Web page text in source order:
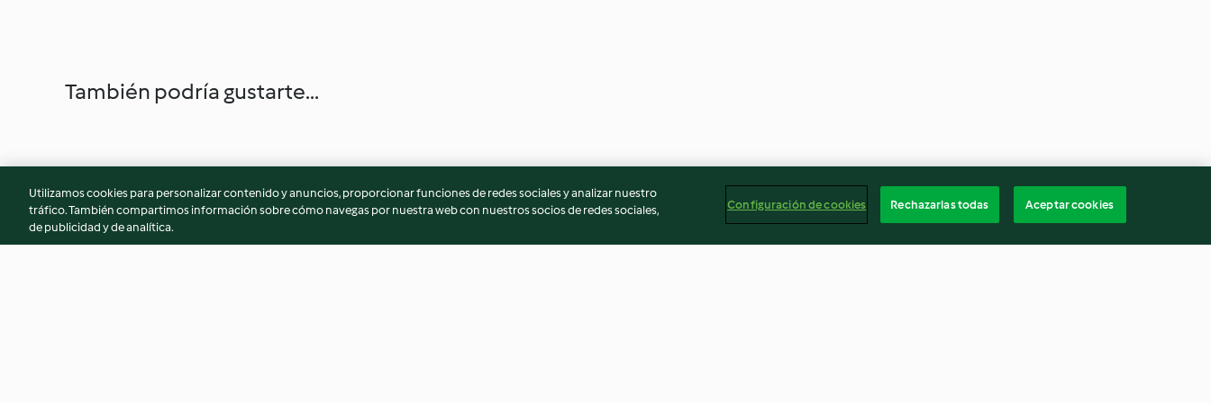
También podría gustarte...
Utilizamos cookies para personalizar contenido y anuncios, proporcionar funciones de redes sociales y analizar nuestro
tráfico. También compartimos información sobre cómo navegas por nuestra web con nuestros socios de redes sociales,
de publicidad y de analítica.
Configuración de cookies Rechazarlas todas Aceptar cookies